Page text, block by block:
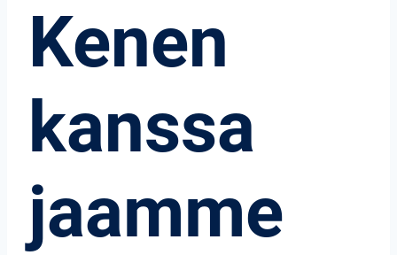
Kenen
kanssa
jaamme